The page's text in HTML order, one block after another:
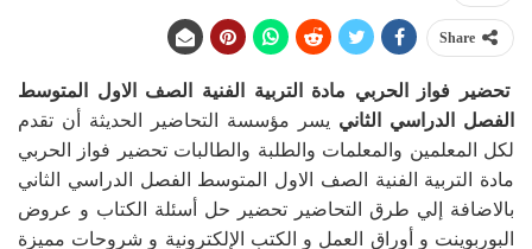
Share
تحضير فواز الحربي مادة التربية الفنية الصف الاول المتوسط
الفصل الدراسي الثاني يسر مؤسسة التحاضير الحديثة أن تقدم
لكل المعلمين والمعلمات والطلبة والطالبات تحضير فواز الحربي
مادة التربية الفنية الصف الاول المتوسط الفصل الدراسي الثاني
بالاضافة إلي طرق التحاضير تحضير حل أسئلة الكتاب و عروض
البوربوينت و أوراق العمل و الكتب الإلكترونية و شروحات مميزة